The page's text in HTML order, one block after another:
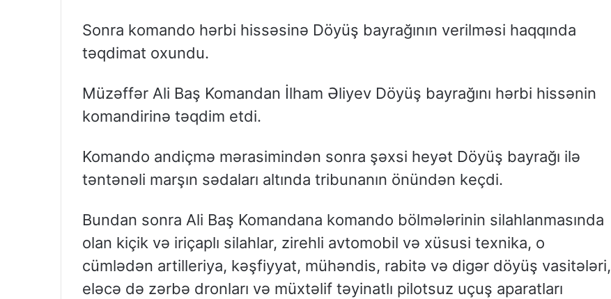
Sonra komando hərbi hissəsinə Döyüş bayrağının verilməsi haqqında
təqdimat oxundu.
Müzəffər Ali Baş Komandan İlham Əliyev Döyüş bayrağını hərbi hissənin
komandirinə təqdim etdi.
Komando andiçmə mərasimindən sonra şəxsi heyət Döyüş bayrağı ilə
təntənəli marşın sədaları altında tribunanın önündən keçdi.
Bundan sonra Ali Baş Komandana komando bölmələrinin silahlanmasında
olan kiçik və iriçaplı silahlar, zirehli avtomobil və xüsusi texnika, o
cümlədən artilleriya, kəşfiyyat, mühəndis, rabitə və digər döyüş vasitələri,
eləcə də zərbə dronları və müxtəlif təyinatlı pilotsuz uçuş aparatları